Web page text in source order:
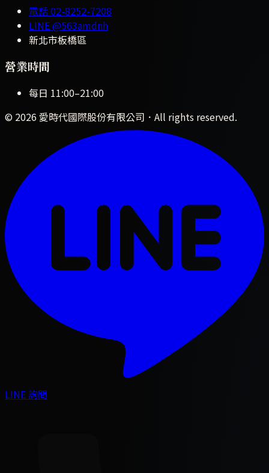
電話02-8252-7208
LINE@563amdnh
新北市板橋區
營業時間
每日 11:00–21:00
© 2026 愛時代國際股份有限公司 ．All rights reserved.
LINE 詢問